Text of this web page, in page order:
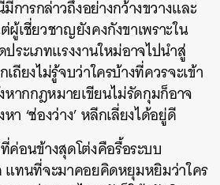
ารกล่าวถึงอย่างกว้างขวางและ
เชี่ยวชาญยังคงกังขาเพราะใน
ระเภทแรงงานใหม่อาจไปนำสู่
ถียงไม่รู้จบว่าใครบ้างที่ควรจะเข้า
หากกฎหมายเขียนไม่รัดกุมก็อาจ
า ‘ช่องว่าง’ หลีกเลี่ยงได้อยู่ดี
ค่อนข้างสุดโต่งคือรื้อระบบ
แทนที่จะมาคอยคิดหยุมหยิมว่าใคร